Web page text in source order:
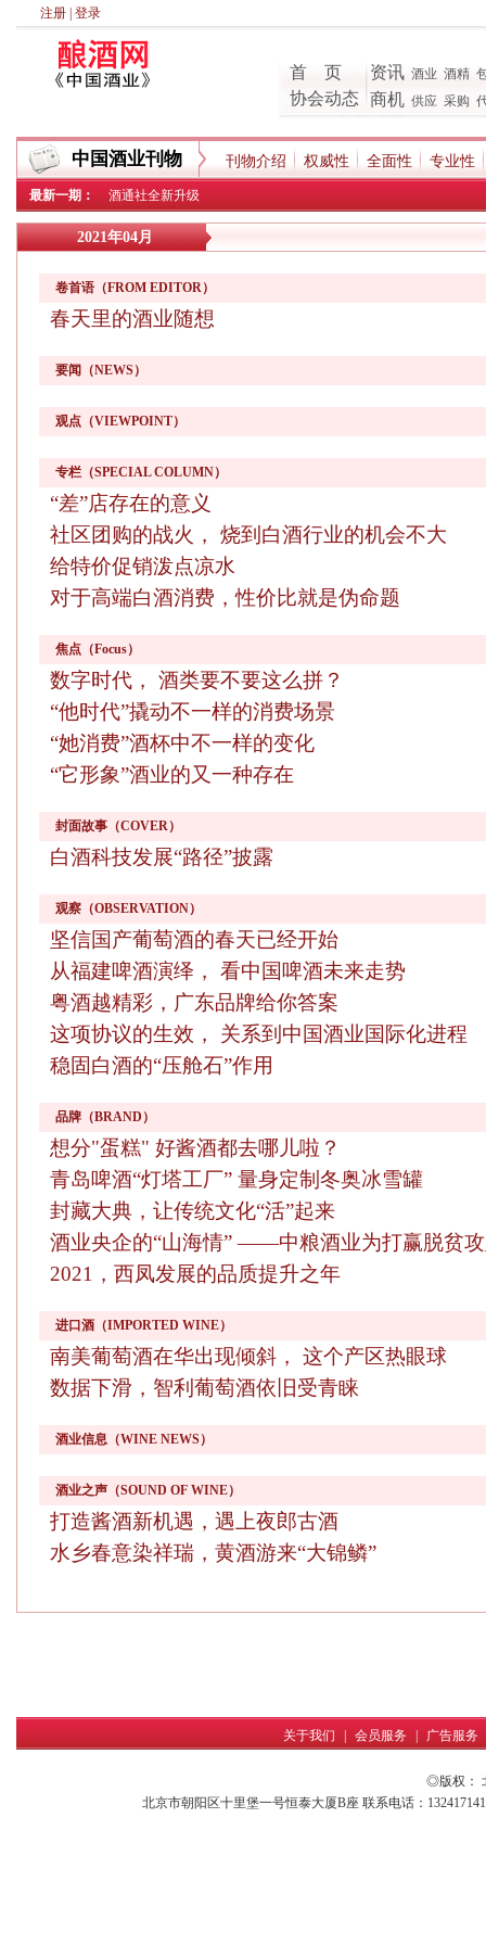
注册 登录
首 页
协会动态
资讯 酒业 酒精
商机 供应 采购
中国酒业刊物 刊物介绍 权威性 全面性 专业性
最新一期： 酒通社全新升级
2021年04月
卷首语（FROM EDITOR）
春天里的酒业随想
要闻（NEWS）
观点（VIEWPOINT）
专栏（SPECIAL COLUMN）
“差”店存在的意义
社区团购的战火， 烧到白酒行业的机会不大
给特价促销泼点凉水
对于高端白酒消费，性价比就是伪命题
焦点（Focus）
数字时代， 酒类要不要这么拼？
“他时代”撬动不一样的消费场景
“她消费”酒杯中不一样的变化
“它形象”酒业的又一种存在
封面故事（COVER）
白酒科技发展“路径”披露
观察（OBSERVATION）
坚信国产葡萄酒的春天已经开始
从福建啤酒演绎， 看中国啤酒未来走势
粤酒越精彩，广东品牌给你答案
这项协议的生效， 关系到中国酒业国际化进程
稳固白酒的“压舱石”作用
品牌（BRAND）
想分"蛋糕" 好酱酒都去哪儿啦？
青岛啤酒“灯塔工厂” 量身定制冬奥冰雪罐
封藏大典，让传统文化“活”起来
酒业央企的“山海情” ——中粮酒业为打赢脱贫
2021，西凤发展的品质提升之年
进口酒（IMPORTED WINE）
南美葡萄酒在华出现倾斜， 这个产区热眼球
数据下滑，智利葡萄酒依旧受青睐
酒业信息（WINE NEWS）
酒业之声（SOUND OF WINE）
打造酱酒新机遇，遇上夜郎古酒
水乡春意染祥瑞，黄酒游来“大锦鳞”
关于我们 会员服务 广告服务
◎版权：
北京市朝阳区十里堡一号恒泰大厦B座 联系电话：